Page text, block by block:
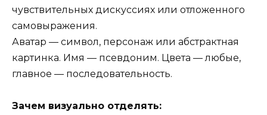
чувствительных дискуссиях или отложенного
самовыражения.
Аватар — символ, персонаж или абстрактная
картинка. Имя — псевдоним. Цвета — любые,
главное — последовательность.
Зачем визуально отделять: